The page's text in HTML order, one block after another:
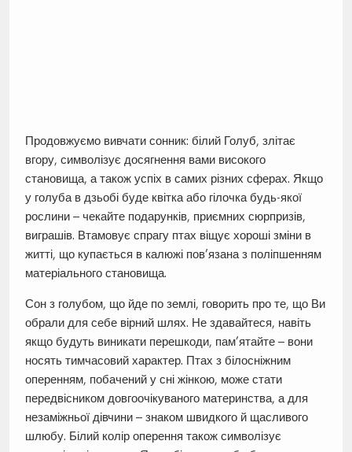
Продовжуємо вивчати сонник: білий Голуб, злітає
вгору, символізує досягнення вами високого
становища, а також успіх в самих різних сферах. Якщо
у голуба в дзьобі буде квітка або гілочка будь-якої
рослини – чекайте подарунків, приємних сюрпризів,
виграшів. Втамовує спрагу птах віщує хороші зміни в
житті, що купається в калюжі пов’язана з поліпшенням
матеріального становища.
Сон з голубом, що йде по землі, говорить про те, що Ви
обрали для себе вірний шлях. Не здавайтеся, навіть
якщо будуть виникати перешкоди, пам’ятайте – вони
носять тимчасовий характер. Птах з білосніжним
оперенням, побачений у сні жінкою, може стати
передвісником довгоочікуваного материнства, а для
незаміжньої дівчини – знаком швидкого й щасливого
шлюбу. Білий колір оперення також символізує